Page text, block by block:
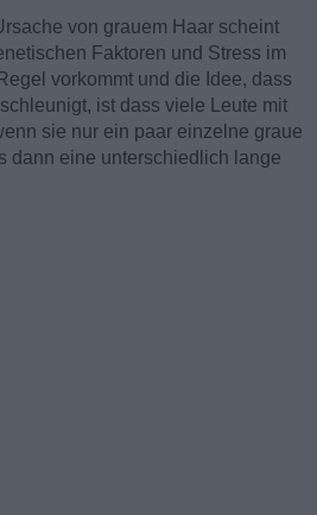
von grauem Haar scheint
Faktoren und Stress im
vorkommt und die Idee, dass
ist dass viele Leute mit
sie nur ein paar einzelne graue
dann eine unterschiedlich lange